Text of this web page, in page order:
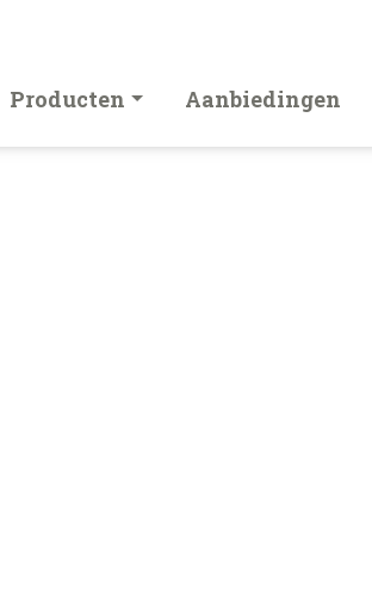
Producten Aanbiedingen